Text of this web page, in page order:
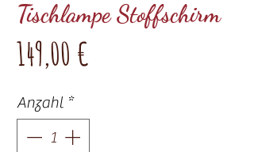
Tischlampe Stoffschirm
149,00 €
Anzahl *